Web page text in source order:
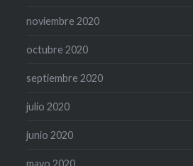
noviembre 2020
octubre 2020
septiembre 2020
julio 2020
junio 2020
mayo 2020